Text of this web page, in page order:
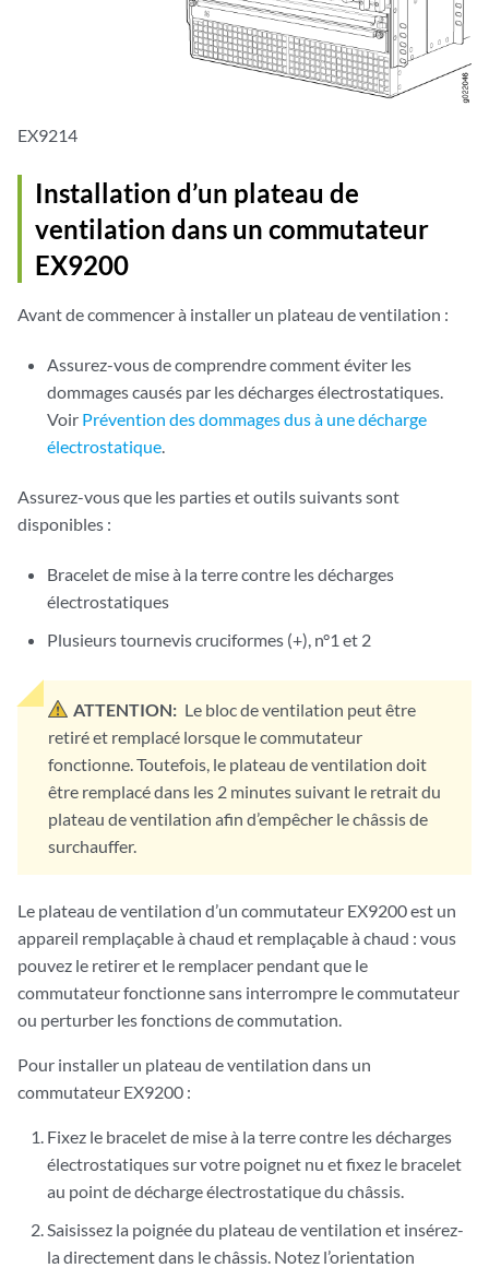
EX9214
Installation d’un plateau de
ventilation dans un commutateur
EX9200
Avant de commencer à installer un plateau de ventilation :
Assurez-vous de comprendre comment éviter les
dommages causés par les décharges électrostatiques.
Voir Prévention des dommages dus à une décharge
électrostatique
Assurez-vous que les parties et outils suivants sont
disponibles :
Bracelet de mise à la terre contre les décharges
électrostatiques
Plusieurs tournevis cruciformes (+), n°1 et 2
ATTENTION: Le bloc de ventilation peut être
retiré et remplacé lorsque le commutateur
fonctionne. Toutefois, le plateau de ventilation doit
être remplacé dans les 2 minutes suivant le retrait du
plateau de ventilation afin d’empêcher le châssis de
surchauffer.
Le plateau de ventilation d’un commutateur EX9200 est un
appareil remplaçable à chaud et remplaçable à chaud : vous
pouvez le retirer et le remplacer pendant que le
commutateur fonctionne sans interrompre le commutateur
ou perturber les fonctions de commutation.
Pour installer un plateau de ventilation dans un
commutateur EX9200 :
Fixez le bracelet de mise à la terre contre les décharges
électrostatiques sur votre poignet nu et fixez le bracelet
au point de décharge électrostatique du châssis.
Saisissez la poignée du plateau de ventilation et insérez-
la directement dans le châssis. Notez l’orientation